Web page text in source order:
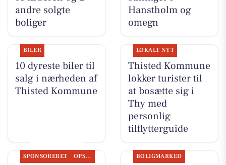
andre solgte
boliger
Hanstholm og
omegn
BILER
10 dyreste biler til
salg i nærheden af
Thisted Kommune
LOKALT NYT
Thisted Kommune
lokker turister til
at bosætte sig i
Thy med
personlig
tilflytterguide
SPONSORERET OPSLAGSTAVLEN BOLIGMARKED